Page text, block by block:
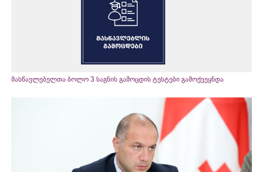
მასწავლებელთა ბოლო 3 საგნის გამოცდის ტესტები გამოქვეყნდა